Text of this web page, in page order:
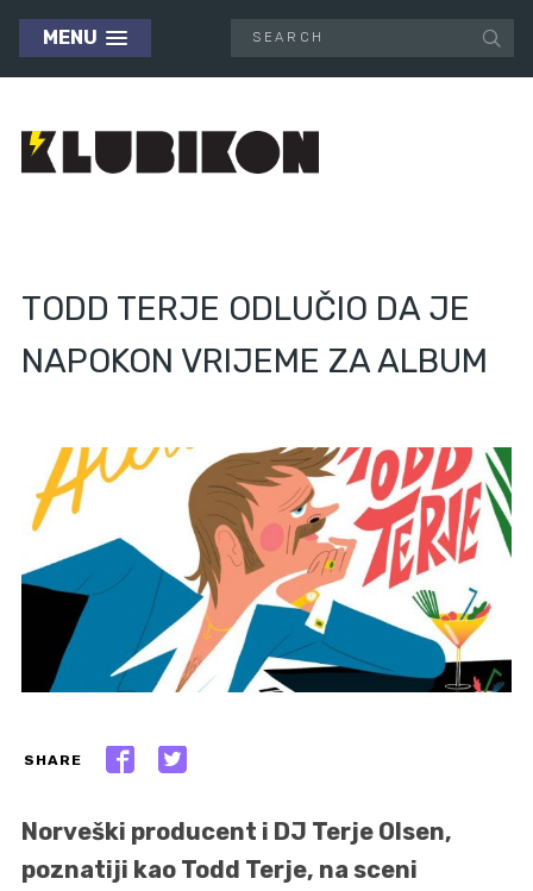
MENU
TODD TERJE ODLUČIO DA JE
NAPOKON VRIJEME ZA ALBUM
SHARE
Norveški producent i DJ Terje Olsen,
poznatiji kao Todd Terje, na sceni